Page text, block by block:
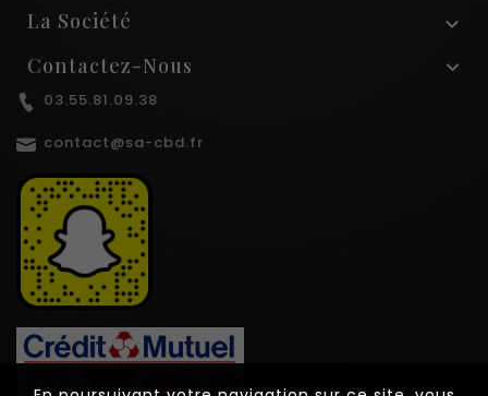
La Société

Contactez-Nous
03.55.81.09.38
contact@sa-cbd.fr